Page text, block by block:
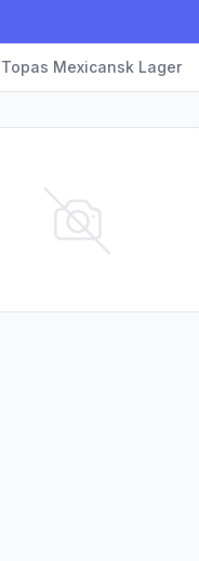
Topas Mexicansk Lager